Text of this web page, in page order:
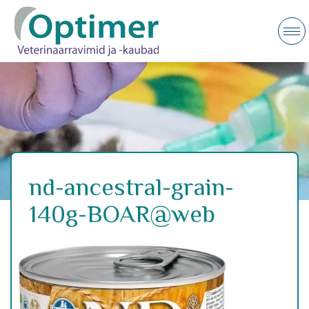
nd-ancestral-grain-
140g-BOAR@web